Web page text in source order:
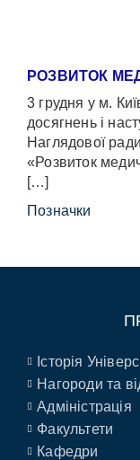
РОЗВИТОК
3 грудня у м.
досягнень і
Наглядової
«Розвиток
[…]
Позначки
Історія
Нагороди та
Адміністрація
Факультети
Кафедри